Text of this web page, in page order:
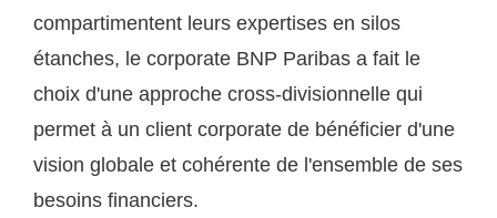
compartimentent leurs expertises en silos
étanches, le corporate BNP Paribas a fait le
choix d'une approche cross-divisionnelle qui
permet à un client corporate de bénéficier d'une
vision globale et cohérente de l'ensemble de ses
besoins financiers.